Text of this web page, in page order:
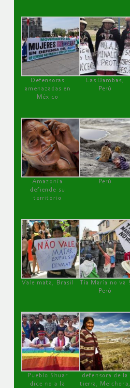
Defensoras
amenazadas en
México
Las Bambas,
Perú
Amazonía
defiende su
territorio
Perú
Vale mata, Brasil
Tía María no va !
Perú
Pueblo Shuar
dice no a la
defensora de la
tierra, Melchora,